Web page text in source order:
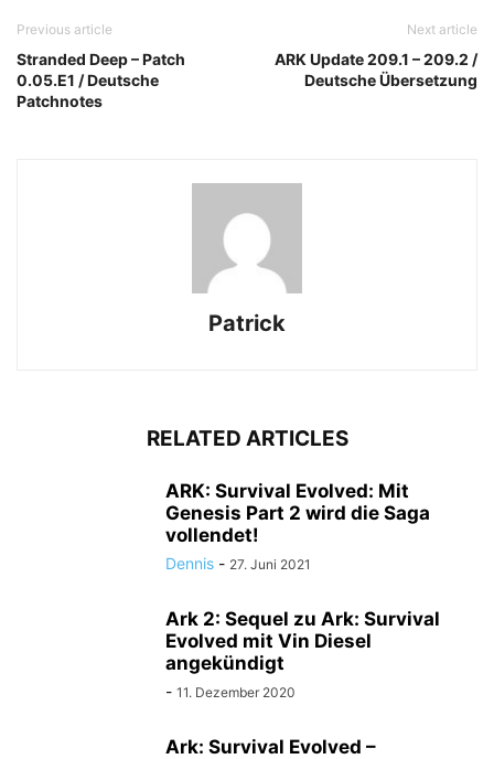
Previous article
Stranded Deep – Patch
0.05.E1 / Deutsche
Patchnotes
Next article
ARK Update 209.1 – 209.2 /
Deutsche Übersetzung
Patrick
RELATED ARTICLES
ARK: Survival Evolved: Mit
Genesis Part 2 wird die Saga
vollendet!
Dennis - 27. Juni 2021
Ark 2: Sequel zu Ark: Survival
Evolved mit Vin Diesel
angekündigt
- 11. Dezember 2020
Ark: Survival Evolved –